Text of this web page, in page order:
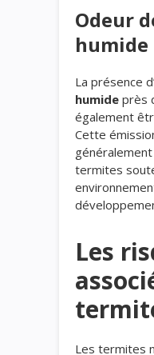
Odeur
humide
La présence
humide près
également
Cette
termites
Les
Les termites